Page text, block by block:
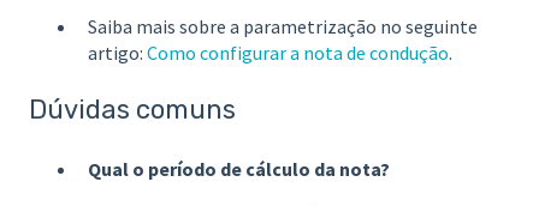
Saiba mais sobre a parametrização no seguinte
artigo: Como configurar a nota de condução.
Dúvidas comuns
Qual o período de cálculo da nota?